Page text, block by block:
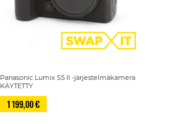
Panasonic Lumix S5 II -järjestelmäkamera
KÄYTETTY
1 199,00 €